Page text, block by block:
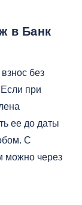
в Банк
без
при
ее до даты
С
можно через